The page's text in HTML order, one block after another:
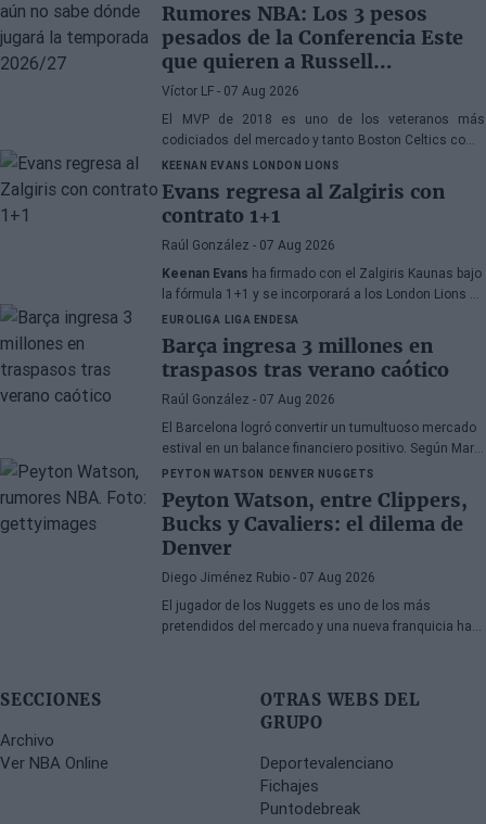
Rumores NBA: Los 3 pesos
pesados de la Conferencia Este
que quieren a Russell
Westbrook
Víctor LF - 07 Aug 2026
El MVP de 2018 es uno de los veteranos más
codiciados del mercado y tanto Boston Celtics como
Cleveland Cavaliers y Detroit Pistons estarían
interesados en hacerse con sus servicios
KEENAN EVANS LONDON LIONS
Evans regresa al Zalgiris con
contrato 1+1
Raúl González - 07 Aug 2026
Keenan Evans ha firmado con el Zalgiris Kaunas bajo
la fórmula 1+1 y se incorporará a los London Lions en
calidad de cedido durante la temporada 2026/27. El
base estadounidense continúa su proceso de
recuperación tras las lesiones sufridas en los
últimos meses.
EUROLIGA LIGA ENDESA
Barça ingresa 3 millones en
traspasos tras verano caótico
Raúl González - 07 Aug 2026
El Barcelona logró convertir un tumultuoso mercado
estival en un balance financiero positivo. Según Marc
Mundet, la sección azulgrana ingresó cerca de tres
millones de euros procedentes de salidas de
jugadores, a pesar de un proceso de transferencias
marcado por la incertidumbre y los cambios de
última hora.
PEYTON WATSON DENVER NUGGETS
Peyton Watson, entre Clippers,
Bucks y Cavaliers: el dilema de
Denver
Diego Jiménez Rubio - 07 Aug 2026
El jugador de los Nuggets es uno de los más
pretendidos del mercado y una nueva franquicia ha
SECCIONES
Archivo
Ver NBA Online
OTRAS WEBS DEL
GRUPO
Deportevalenciano
Fichajes
Puntodebreak